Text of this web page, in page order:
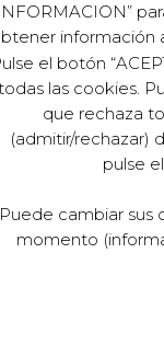
información
el botón
las cookies.
que rechaza
(admitir/rechazar)
pulse
cambiar sus
momento